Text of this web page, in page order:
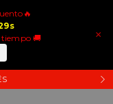
×
s
tiempo 🚚